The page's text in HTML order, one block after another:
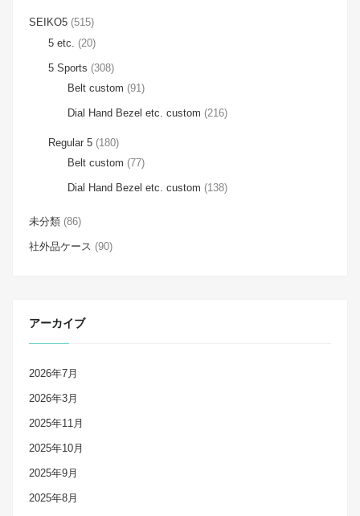
SEIKO5 (515)
5 etc.
(20)
5 Sports (308)
Belt custom (91)
Dial Hand Bezel etc. custom (216)
Regular 5 (180)
Belt custom (77)
Dial Hand Bezel etc. custom (138)
未分類 (86)
社外品ケース (90)
アーカイブ
2026年7月
2026年3月
2025年11月
2025年10月
2025年9月
2025年8月